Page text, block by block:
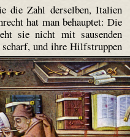
die Zahl derselben, Italien
hat man behauptet: Die
sie nicht mit sausenden
und ihre Hilfstruppen